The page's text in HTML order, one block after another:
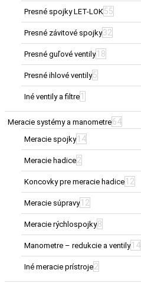
Presné spojky LET-LOK55
Presné závitové spojky32
Presné guľové ventily 18
Presné ihlové ventily5
Iné ventily a filtre 1
Meracie systémy a manometre64
Meracie spojky 14
Meracie hadice2
Koncovky pre meracie hadice 12
Meracie súpravy 12
Meracie rýchlospojky8
Manometre – redukcie a ventily 14
Iné meracie prístroje2